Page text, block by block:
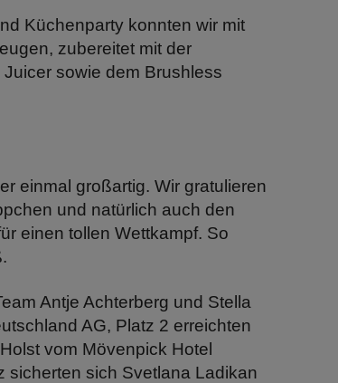
Küchenparty konnten wir mit
zubereitet mit der
sowie dem Brushless
einmal großartig. Wir gratulieren
und natürlich auch den
einen tollen Wettkampf. So
Antje Achterberg und Stella
AG, Platz 2 erreichten
vom Mövenpick Hotel
sicherten sich Svetlana Ladikan